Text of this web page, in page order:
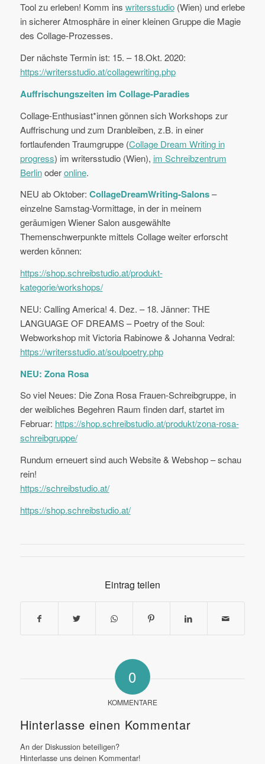
Tool zu erleben! Komm ins writersstudio(Wien) und erlebe
in sicherer Atmosphäre in einer kleinen Gruppe die Magie
des Collage-Prozesses.
Der nächste Termin ist: 15. – 18.Okt. 2020:
https://writersstudio.at/collagewriting.php
Auffrischungszeiten im Collage-Paradies
Collage-Enthusiast*innen gönnen sich Workshops zur
Auffrischung und zum Dranbleiben, z.B. in einer
fortlaufenden Traumgruppe (Collage Dream Writing in
progress) im writersstudio (Wien), im Schreibzentrum
Berlinoderonline.
NEU ab Oktober: CollageDreamWriting-Salons–
einzelne Samstag-Vormittage, in der in meinem
geräumigen Wiener Salon ausgewählte
Themenschwerpunkte mittels Collage weiter erforscht
werden können:
https://shop.schreibstudio.at/produkt-
kategorie/workshops/
NEU: Calling America! 4. Dez. – 18. Jänner: THE
LANGUAGE OF DREAMS – Poetry of the Soul:
Webworkshop mit Victoria Rabinowe & Johanna Vedral:
https://writersstudio.at/soulpoetry.php
NEU: Zona Rosa
So viel Neues: Die Zona Rosa Frauen-Schreibgruppe, in
der weibliches Begehren Raum finden darf, startet im
Februar: https://shop.schreibstudio.at/produkt/zona-rosa-
schreibgruppe/
Rundum erneuert sind auch Website & Webshop – schau
rein!
https://schreibstudio.at/
https://shop.schreibstudio.at/
Eintrag teilen
0
KOMMENTARE
Hinterlasse einen Kommentar
An der Diskussion beteiligen?
Hinterlasse uns deinen Kommentar!